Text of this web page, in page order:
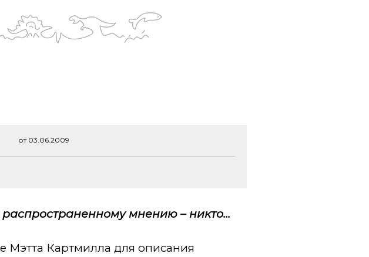
от 03.06.2009
распространенному мнению – никто...
Мэтта Картмилла для описания